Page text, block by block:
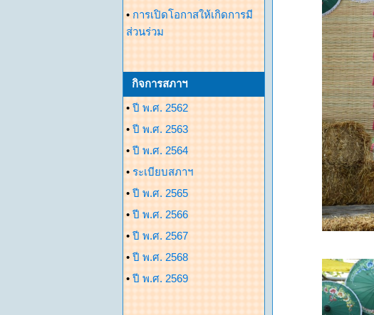
• การเปิดโอกาสให้เกิดการมี
ส่วนร่วม
กิจการสภาฯ
• ปี พ.ศ. 2562
• ปี พ.ศ. 2563
• ปี พ.ศ. 2564
• ระเบียบสภาฯ
• ปี พ.ศ. 2565
• ปี พ.ศ. 2566
• ปี พ.ศ. 2567
• ปี พ.ศ. 2568
• ปี พ.ศ. 2569